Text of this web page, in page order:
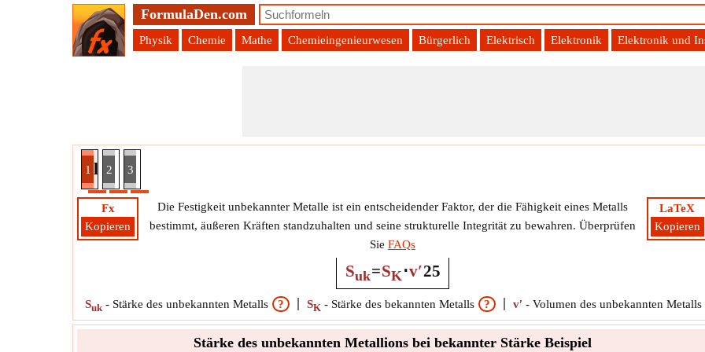
FormulaDen.com
Physik Chemie Mathe Chemieingenieurwesen Bürgerlich Elektrisch Elektronik Elektronik und
1
Metallions bei bekannter Stärke Formel
2 3
Fx
Kopieren
LaTeX
Kopieren
Die Festigkeit unbekannter Metalle ist ein entscheidender Faktor, der die Fähigkeit eines Metalls
bestimmt, äußeren Kräften standzuhalten und seine strukturelle Integrität zu bewahren. Überprüfen
Sie FAQs
Suk=SK⋅v′25
Suk - Stärke des unbekannten Metalls ? SK - Stärke des bekannten Metalls ? v′ - Volumen des unbekannten Metalls
Stärke des unbekannten Metallions bei bekannter Stärke Beispiel